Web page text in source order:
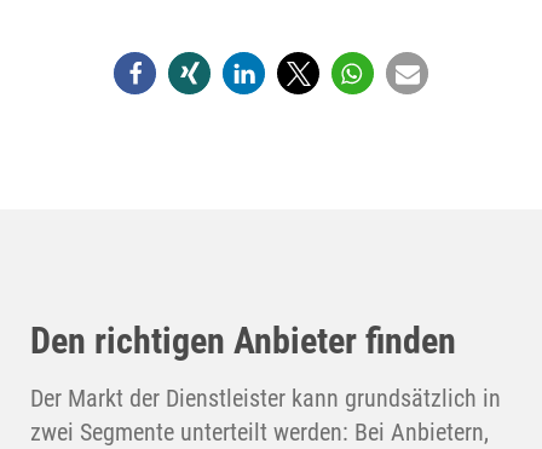
Den richtigen Anbieter finden
Der Markt der Dienstleister kann grundsätzlich in
zwei Segmente unterteilt werden: Bei Anbietern,